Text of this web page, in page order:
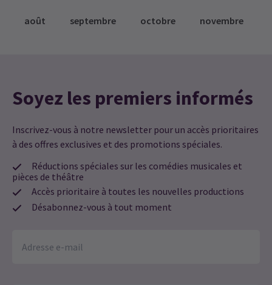
août septembre octobre novembre
Soyez les premiers informés
Inscrivez-vous à notre newsletter pour un accès prioritaires
à des offres exclusives et des promotions spéciales.
Réductions spéciales sur les comédies musicales et
pièces de théâtre
Accès prioritaire à toutes les nouvelles productions
Désabonnez-vous à tout moment